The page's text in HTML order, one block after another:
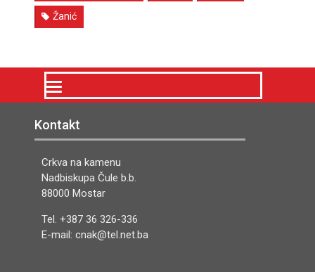
Žanić
Kontakt
Crkva na kamenu
Nadbiskupa Čule b.b.
88000 Mostar
Tel. +387 36 326-336
E-mail: cnak@tel.net.ba